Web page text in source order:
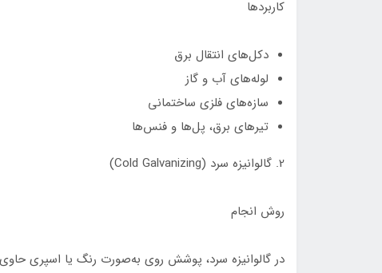
کاربردها
دکل‌های انتقال برق
لوله‌های آب و گاز
سازه‌های فلزی ساختمانی
تیرهای برق، پل‌ها و فنس‌ها
2. گالوانیزه سرد (Cold Galvanizing)
روش انجام
در گالوانیزه سرد، پوشش روی به‌صورت رنگ یا اسپری